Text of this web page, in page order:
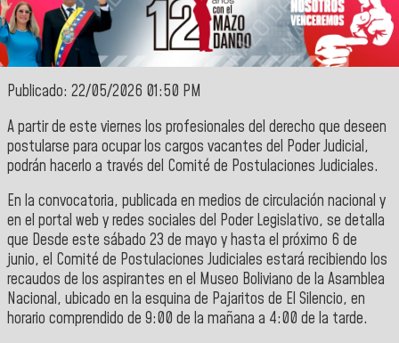
Publicado: 22/05/2026 01:50 PM
A partir de este viernes los profesionales del derecho que deseen
postularse para ocupar los cargos vacantes del Poder Judicial,
podrán hacerlo a través del Comité de Postulaciones Judiciales.
En la convocatoria, publicada en medios de circulación nacional y
en el portal web y redes sociales del Poder Legislativo, se detalla
que Desde este sábado 23 de mayo y hasta el próximo 6 de
junio, el Comité de Postulaciones Judiciales estará recibiendo los
recaudos de los aspirantes en el Museo Boliviano de la Asamblea
Nacional, ubicado en la esquina de Pajaritos de El Silencio, en
horario comprendido de 9:00 de la mañana a 4:00 de la tarde.